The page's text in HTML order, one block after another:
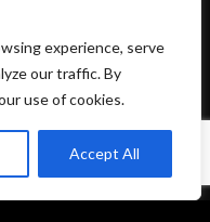
experience, serve
our traffic. By
use of cookies.
Accept All